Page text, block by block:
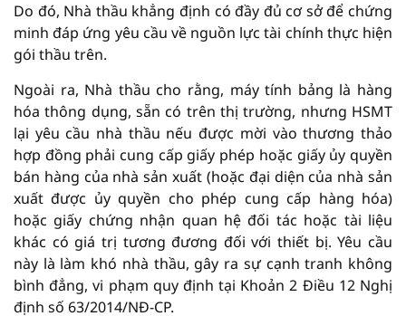
Do đó, Nhà thầu khẳng định có đầy đủ cơ sở để chứng
minh đáp ứng yêu cầu về nguồn lực tài chính thực hiện
gói thầu trên.
Ngoài ra, Nhà thầu cho rằng, máy tính bảng là hàng
hóa thông dụng, sẵn có trên thị trường, nhưng HSMT
lại yêu cầu nhà thầu nếu được mời vào thương thảo
hợp đồng phải cung cấp giấy phép hoặc giấy ủy quyền
bán hàng của nhà sản xuất (hoặc đại diện của nhà sản
xuất được ủy quyền cho phép cung cấp hàng hóa)
hoặc giấy chứng nhận quan hệ đối tác hoặc tài liệu
khác có giá trị tương đương đối với thiết bị. Yêu cầu
này là làm khó nhà thầu, gây ra sự cạnh tranh không
bình đẳng, vi phạm quy định tại Khoản 2 Điều 12 Nghị
định số 63/2014/NĐ-CP.